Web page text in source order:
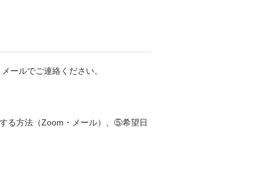
ールでご連絡ください。
方法（Zoom・メール）、⑤希望日